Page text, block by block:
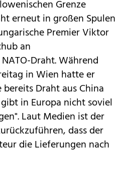
Grenze
erneut in großen Spulen
Premier Viktor
an
Draht. Während
in Wien hatte er
Draht aus China
in Europa nicht soviel
Laut Medien ist der
dass der
die Lieferungen nach